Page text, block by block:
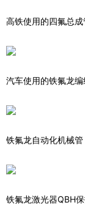
高铁使用的四氟总成
汽车使用的铁氟龙编
铁氟龙自动化机械管
铁氟龙激光器QBH